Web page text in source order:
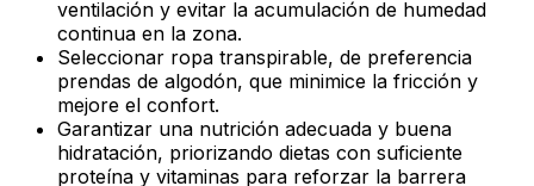
ventilación y evitar la acumulación de humedad
continua en la zona.
Seleccionar ropa transpirable, de preferencia
prendas de algodón, que minimice la fricción y
mejore el confort.
Garantizar una nutrición adecuada y buena
hidratación, priorizando dietas con suficiente
proteína y vitaminas para reforzar la barrera